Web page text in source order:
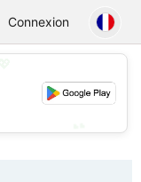
Connexion